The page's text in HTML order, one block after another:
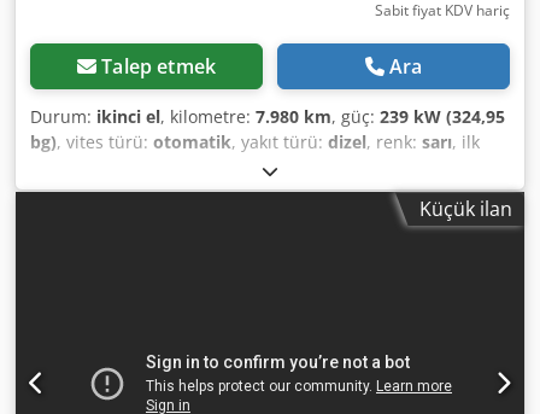
Sabit fiyat KDV hariç
Talep etmek Ara
Durum: ikinci el, kilometre: 7.980 km, güç: 239 kW (324,95
bg), vites türü: otomatik, yakıt türü: dizel, renk: sarı, ilk
2013
Additional Options and Equipment = - Air conditioning -
Radio - Power steering - Sun visor = Remarks = +++Weight:
Safety: - Chsdpfx Agsy Hu U Aeuoa - Rear-view camera - -
Cabin: - - Air conditioning - Jet ventilation - - Exterior: - -
Küçük ilan